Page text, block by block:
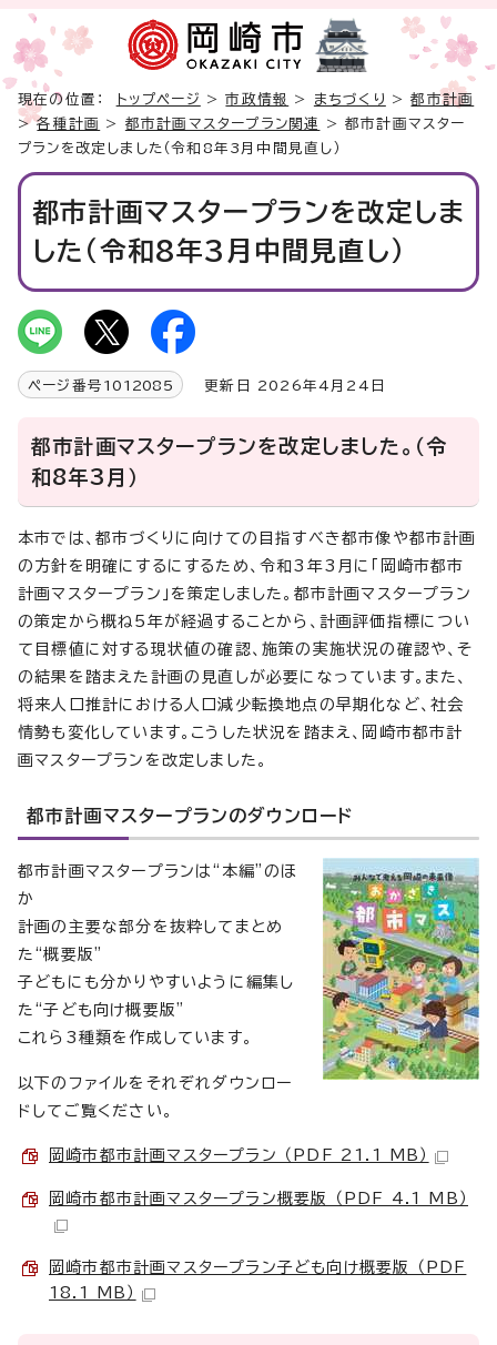
現在の位置： トップページ >市政情報 > まちづくり >都市計画
>各種計画 > 都市計画マスタープラン関連
> 都市計画マスター
プランを改定しました（令和8年3月中間見直し）
都市計画マスタープランを改定しま
した（令和8年3月中間見直し）
ページ番号 1012085 更新日 2026年4月24日
都市計画マスタープランを改定しました。（令
和8年3月）
本市では、都市づくりに向けての目指すべき都市像や都市計画
の方針を明確にするにするため、令和3年3月に「岡崎市都市
計画マスタープラン」を策定しました。都市計画マスタープラン
の策定から概ね5年が経過することから、計画評価指標につい
て目標値に対する現状値の確認、施策の実施状況の確認や、そ
の結果を踏まえた計画の見直しが必要になっています。また、
将来人口推計における人口減少転換地点の早期化など、社会
情勢も変化しています。こうした状況を踏まえ、岡崎市都市計
画マスタープランを改定しました。
都市計画マスタープランのダウンロード
都市計画マスタープランは“本編”のほ
か
計画の主要な部分を抜粋してまとめ
た“概要版”
子どもにも分かりやすいように編集し
た“子ども向け概要版”
これら3種類を作成しています。
以下のファイルをそれぞれダウンロー
ドしてご覧ください。
岡崎市都市計画マスタープラン （PDF 21.1 MB）
岡崎市都市計画マスタープラン概要版 （PDF 4.1 MB）
岡崎市都市計画マスタープラン子ども向け概要版 （PDF
18.1 MB）